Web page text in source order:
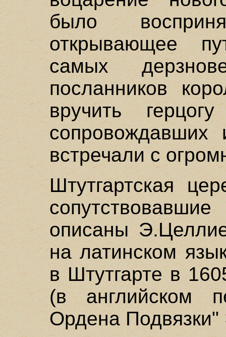
было
открывающее
самых
посланников
вручить
сопровождавших
встречали с
Штутгартская
описаны
на латинском
в Штутгарте в
(в английском
Ордена